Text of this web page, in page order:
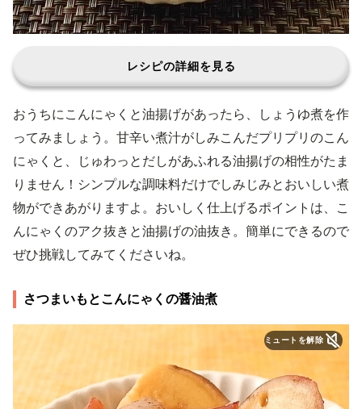
レシピの詳細を見る
おうちにこんにゃくと油揚げがあったら、しょうゆ煮を作
ってみましょう。甘辛い煮汁がしみこんだプリプリのこん
にゃくと、じゅわっとだしがあふれる油揚げの相性がたま
りません！シンプルな調味料だけでしみじみとおいしい煮
物ができあがりますよ。おいしく仕上げるポイントは、こ
んにゃくのアク抜きと油揚げの油抜き。簡単にできるので
ぜひ挑戦してみてくださいね。
さつまいもとこんにゃくの醤油煮
ミュートを解除